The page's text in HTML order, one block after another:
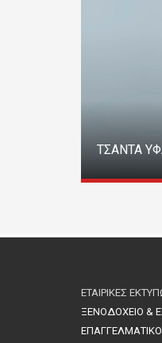
ΤΣΑΝΤΑ
ΕΤΑΙΡΙΚΕΣ
ΞΕΝΟΔΟΧΕΙΟ &